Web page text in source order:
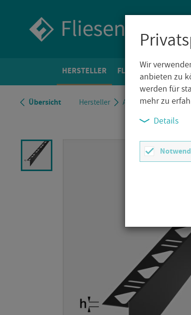
Wir
anbieten zu
werden für
mehr zu
Details
HER­STEL­LER FLIE­SEN­WELT
Über­sicht Her­stel­ler AL­FER­PRO